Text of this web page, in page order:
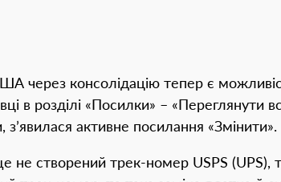
через консолідацію тепер є
в розділі «Посилки» – «Переглянути
з’явилася активне посилання «Змінити».
створений трек-номер USPS